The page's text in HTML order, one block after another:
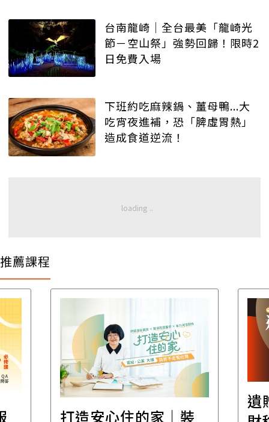
台南龍崎│全台最美「龍崎光
節－空山祭」強勢回歸！限時2
日免費入場
下班約吃麻辣鍋、薑母鴨...大
吃宵夜進補，恐「脾虛胃熱」
造成食道逆流！
推薦課程
打造安心住的家｜裝
遺